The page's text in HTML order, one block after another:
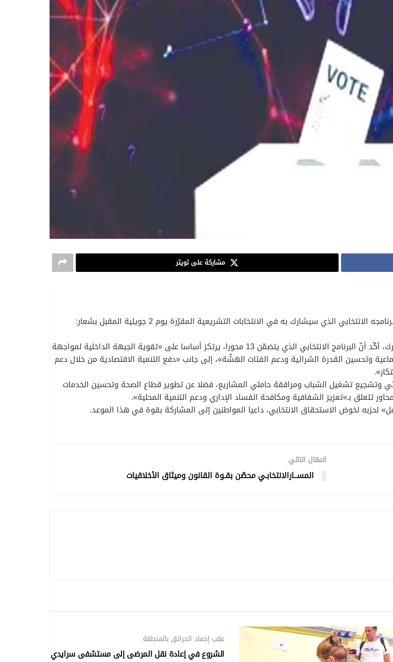
مشاركة على تويتر
عرض حزب جبهة التحرير الوطني، أمس الاثنين بالجزائر العاصمة، برنامجه الانتخابي الذي سيشارك به في الانتخابات التشريعية المقرّرة يوم 2 جويلية المقبل بشعار:
خلال ندوة صحفية نشطها الأمين العام للحزب، عبد الكريم بن مبارك، أكّد أنّ البرنامج الانتخابي الذي يتضمّن 13 محورا، يرتكز أساسا على «تقوية الجبهة الداخلية لمواجهة
وتحسين القدرة الشرائية ودعم الفئات الهشّة»، إلى جانب «دفع التنمية الاقتصادية من خلال دعم
وتشجيع تشغيل الشباب ومرافقة حاملي المشاريع، فضلا عن تطوير قطاع الصحة وتحسين الخدمات
تتعلق بـ»تعزيز الشفافية ومكافحة الفساد الإداري ودعم التنمية المحلية».
لحزبه لخوض الاستحقاق الانتخابي، داعيا المواطنين إلى المشاركة بقوة في هذا الموعد.
المقال التالي
المســارالانتخابـي محصّن بقـوة القانون وميثاق الأخلاقيات
عقب إخماد الحرائق بالمنطقة
الشروع في إعادة نقل المرضى إلى مستشفى سرايدي